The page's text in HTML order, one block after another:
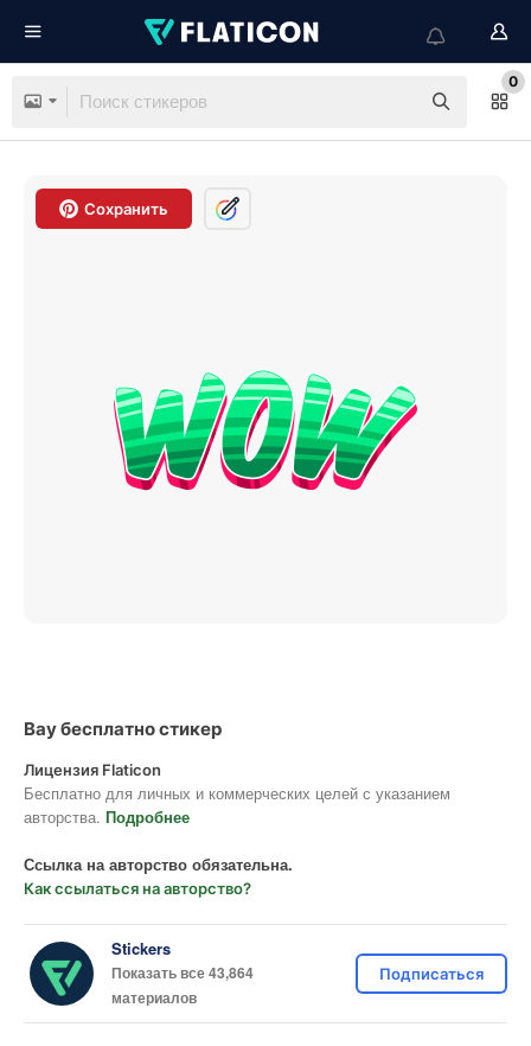
0
Сохранить
Вау бесплатно стикер
Лицензия Flaticon
Бесплатно для личных и коммерческих целей с указанием
авторства. Подробнее
Ссылка на авторство обязательна.
Как ссылаться на авторство?
Stickers
Показать все 43,864
материалов
Подписаться